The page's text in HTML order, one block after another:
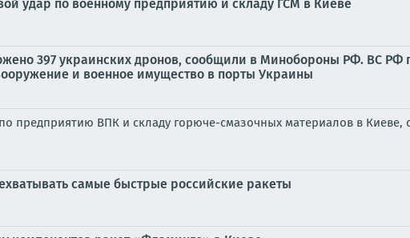
удар по военному предприятию и складу ГСМ в Киеве
397 украинских дронов, сообщили в Минобороны РФ. ВС
и военное имущество в порты Украины
по предприятию ВПК и складу горюче-смазочных материалов в
самые быстрые российские ракеты